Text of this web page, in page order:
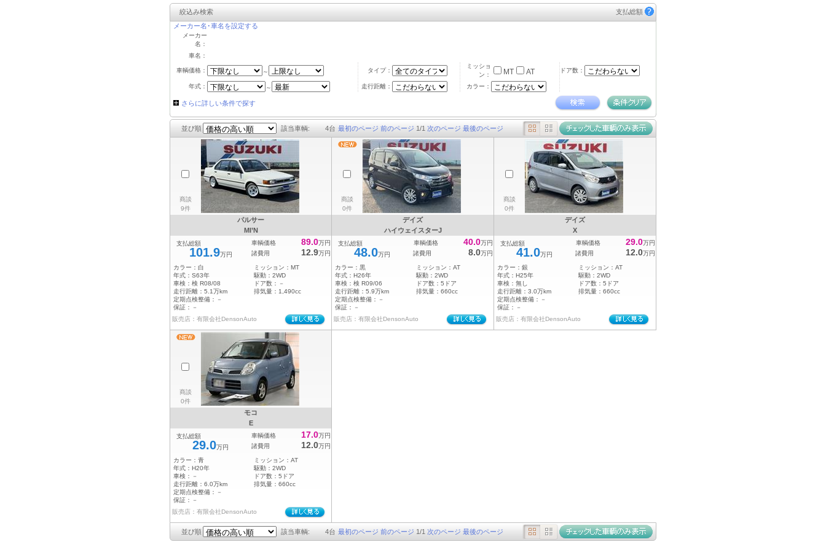
絞込み検索
支払総額
メーカー名･車名を設定する
メーカー
名：
車名：
車輌価格： ～ タイプ：
ミッショ
ン：
MT AT ドア数：
年式： ～ 走行距離： カラー：
さらに詳しい条件で探す
並び順 該当車輌: 4台 最初のページ 前のページ 1/1 次のページ 最後のページ
商談
9件
パルサー
MI’N
支払総額
101.9万円
車輌価格 89.0万円
諸費用
12.9万円
カラー： 白 ミッション： MT
年式： S63年 駆動： 2WD
車検： 検 R08/08 ドア数：
－
走行距離： 5.1万km 排気量： 1,490cc
定期点検整備：
－
保証：
－
販売店：有限会社DensonAuto
商談
0件
デイズ
ハイウェイスターJ
支払総額
48.0万円
車輌価格 40.0万円
諸費用
8.0万円
カラー： 黒 ミッション： AT
年式： H26年 駆動： 2WD
車検： 検 R09/06 ドア数： 5ドア
走行距離： 5.9万km 排気量： 660cc
定期点検整備：
－
保証：
－
販売店：有限会社DensonAuto
商談
0件
デイズ
X
支払総額
41.0万円
車輌価格 29.0万円
諸費用
12.0万円
カラー： 銀 ミッション： AT
年式： H25年 駆動： 2WD
車検： 無し ドア数： 5ドア
走行距離： 3.0万km 排気量： 660cc
定期点検整備：
－
保証：
－
販売店：有限会社DensonAuto
商談
0件
モコ
E
支払総額
29.0万円
車輌価格 17.0万円
諸費用
12.0万円
カラー： 青 ミッション： AT
年式： H20年 駆動： 2WD
車検：
－ ドア数： 5ドア
走行距離： 6.0万km 排気量： 660cc
定期点検整備：
－
保証：
－
販売店：有限会社DensonAuto
並び順 該当車輌: 4台 最初のページ 前のページ 1/1 次のページ 最後のページ